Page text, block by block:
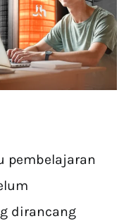
pembelajaran
dirancang